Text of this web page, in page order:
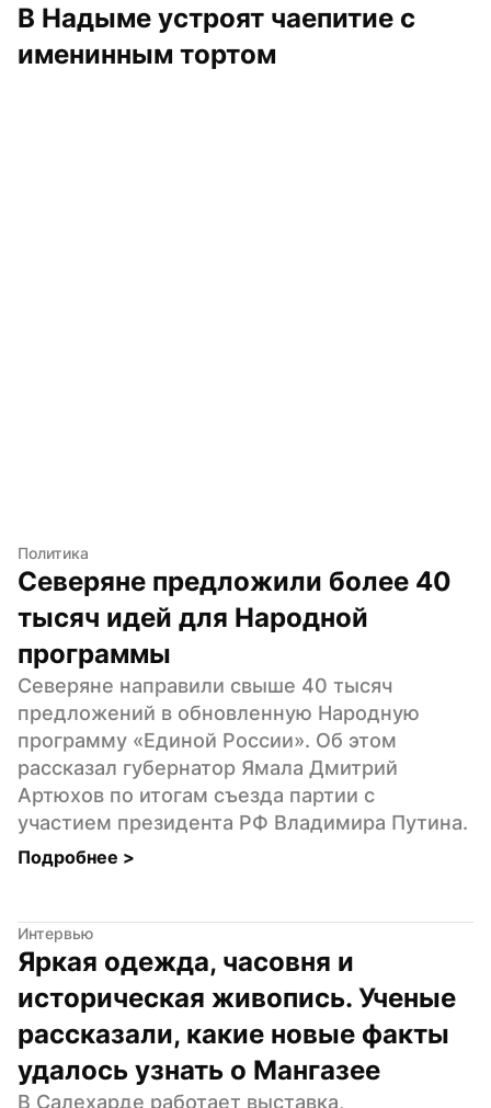
В Надыме устроят чаепитие с
именинным тортом
Политика
Северяне предложили более 40
тысяч идей для Народной
программы
Северяне направили свыше 40 тысяч
предложений в обновленную Народную
программу «Единой России». Об этом
рассказал губернатор Ямала Дмитрий
Артюхов по итогам съезда партии с
участием президента РФ Владимира Путина.
Подробнее >
Интервью
Яркая одежда, часовня и
историческая живопись. Ученые
рассказали, какие новые факты
удалось узнать о Мангазее
В Салехарде работает выставка,